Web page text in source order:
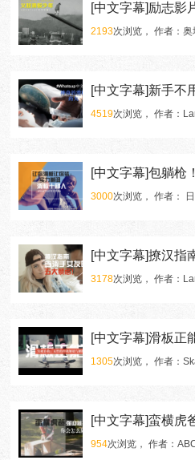
2193次浏览， 作者：
4519次浏览， 作者：
[中文字幕]包躺枪
3000次浏览， 作者：
3178次浏览， 作者：
1305次浏览， 作者：
954次浏览， 作者：